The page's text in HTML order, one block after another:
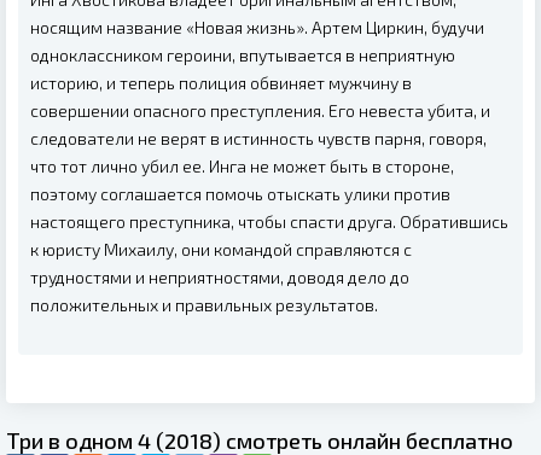
носящим название «Новая жизнь». Артем Циркин, будучи
одноклассником героини, впутывается в неприятную
историю, и теперь полиция обвиняет мужчину в
совершении опасного преступления. Его невеста убита, и
следователи не верят в истинность чувств парня, говоря,
что тот лично убил ее. Инга не может быть в стороне,
поэтому соглашается помочь отыскать улики против
настоящего преступника, чтобы спасти друга. Обратившись
к юристу Михаилу, они командой справляются с
трудностями и неприятностями, доводя дело до
положительных и правильных результатов.
Три в одном 4 (2018) смотреть онлайн бесплатно